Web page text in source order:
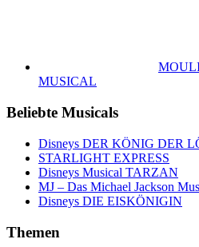
MUSICAL
Beliebte Musicals
Disneys DER KÖNIG DER
STARLIGHT EXPRESS
Disneys Musical TARZAN
MJ – Das Michael Jackson
Disneys DIE EISKÖNIGIN
Themen